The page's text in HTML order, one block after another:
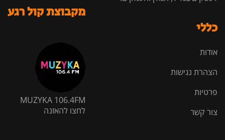
כללי
אודות
הצהרת נגישות
פרטיות
צור קשר
מקבוצת קול רגע
MUZYKA 106.4FM
לחצו להאזנה